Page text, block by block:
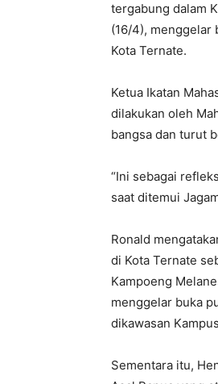
tergabung dalam
(16/4), menggelar
Kota Ternate.
Ketua Ikatan
dilakukan oleh
bangsa dan turut
“Ini sebagai
saat ditemui
Ronald
di Kota Ternate
Kampoeng
menggelar buka
dikawasan
Sementara itu,